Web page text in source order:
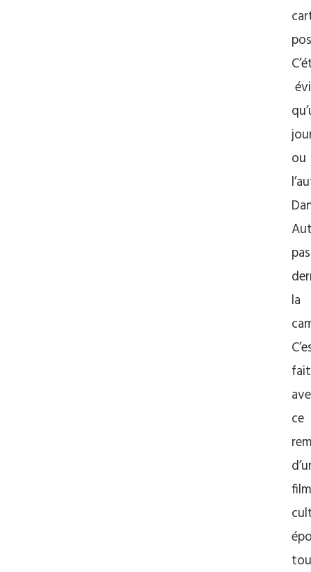
ou
la
fait
ce
film